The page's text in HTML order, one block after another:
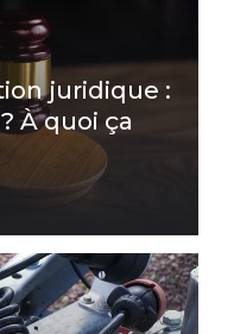
juridique :
À quoi ça